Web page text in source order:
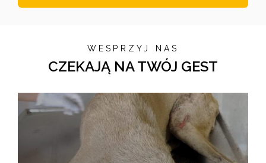
WESPRZYJ NAS
CZEKAJĄ NA TWÓJ GEST